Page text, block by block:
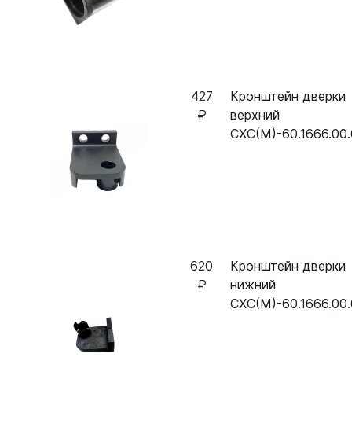
427
₽
Кронштейн дверки
верхний
СХС(М)-
620
₽
Кронштейн дверки
нижний
СХС(М)-